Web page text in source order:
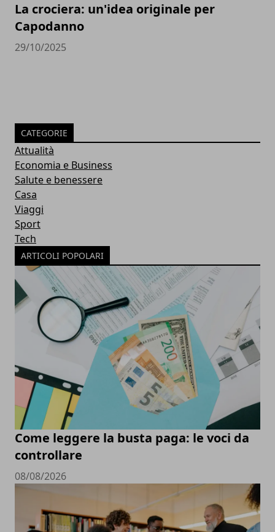
La crociera: un'idea originale per
Capodanno
29/10/2025
CATEGORIE
Attualità
Economia e Business
Salute e benessere
Casa
Viaggi
Sport
Tech
ARTICOLI POPOLARI
Come leggere la busta paga: le voci da
controllare
08/08/2026